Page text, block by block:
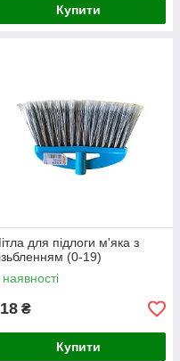
Купити
для підлоги м'яка з
(0-19)
₴
Купити